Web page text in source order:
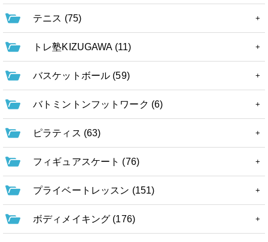
テニス (75)
トレ塾KIZUGAWA (11)
バスケットボール (59)
バトミントンフットワーク (6)
ピラティス (63)
フィギュアスケート (76)
プライベートレッスン (151)
ボディメイキング (176)